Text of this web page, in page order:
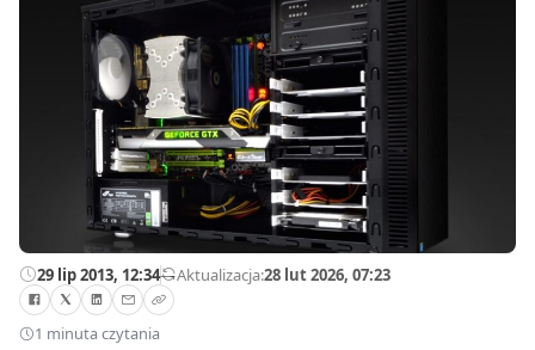
29 lip 2013, 12:34—Aktualizacja:28 lut 2026, 07:23
1 minuta czytania